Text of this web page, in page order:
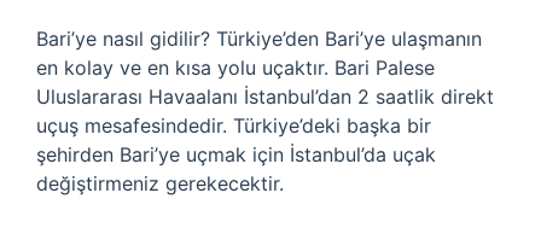
Bari’ye nasıl gidilir? Türkiye’den Bari’ye ulaşmanın
en kolay ve en kısa yolu uçaktır. Bari Palese
Uluslararası Havaalanı İstanbul’dan 2 saatlik direkt
uçuş mesafesindedir. Türkiye’deki başka bir
şehirden Bari’ye uçmak için İstanbul’da uçak
değiştirmeniz gerekecektir.